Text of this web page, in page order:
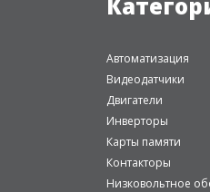
Автоматизация
Видеодатчики
Двигатели
Инверторы
Карты памяти
Контакторы
Низковольтное